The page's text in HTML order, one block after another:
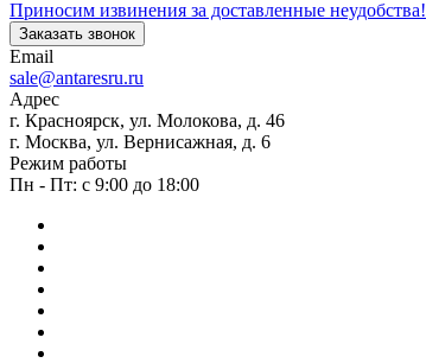
Приносим извинения за доставленные неудобства!
Заказать звонок
Email
sale@antaresru.ru
Адрес
г. Красноярск, ул. Молокова, д. 46
г. Москва, ул. Вернисажная, д. 6
Режим работы
Пн - Пт: с 9:00 до 18:00